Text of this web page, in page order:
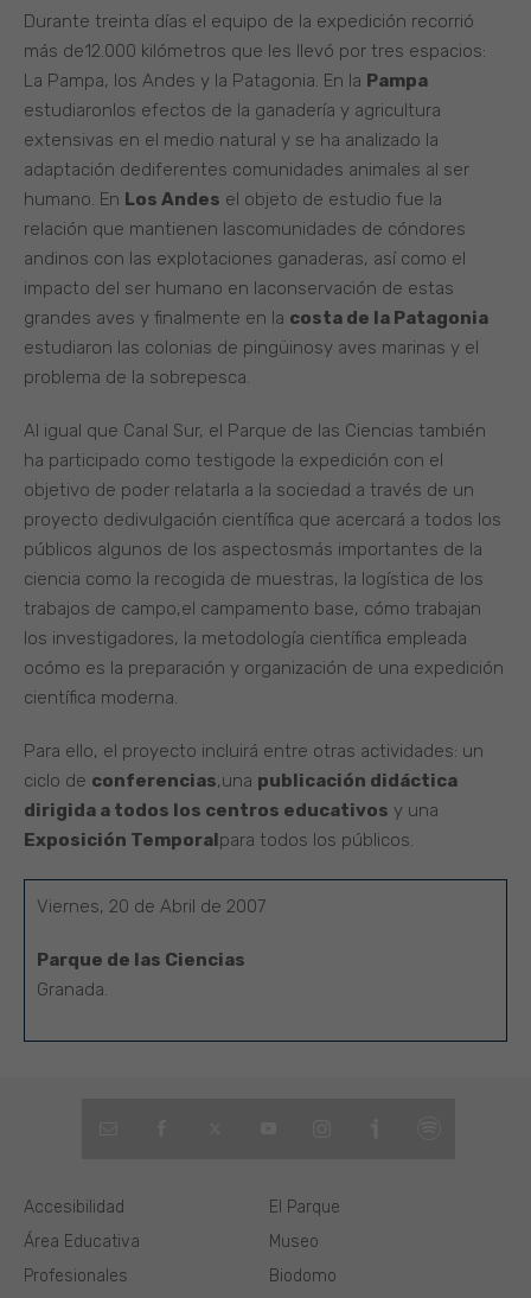
Durante treinta días el equipo de la expedición recorrió
más de12.000 kilómetros que les llevó por tres espacios:
La Pampa, los Andes y la Patagonia. En la Pampa
estudiaronlos efectos de la ganadería y agricultura
extensivas en el medio natural y se ha analizado la
adaptación dediferentes comunidades animales al ser
humano. En Los Andes el objeto de estudio fue la
relación que mantienen lascomunidades de cóndores
andinos con las explotaciones ganaderas, así como el
impacto del ser humano en laconservación de estas
grandes aves y finalmente en la costa de la Patagonia
estudiaron las colonias de pingüinosy aves marinas y el
problema de la sobrepesca.
Al igual que Canal Sur, el Parque de las Ciencias también
ha participado como testigode la expedición con el
objetivo de poder relatarla a la sociedad a través de un
proyecto dedivulgación científica que acercará a todos los
públicos algunos de los aspectosmás importantes de la
ciencia como la recogida de muestras, la logística de los
trabajos de campo,el campamento base, cómo trabajan
los investigadores, la metodología científica empleada
ocómo es la preparación y organización de una expedición
científica moderna.
Para ello, el proyecto incluirá entre otras actividades: un
ciclo de conferencias,una publicación didáctica
dirigida a todos los centros educativos y una
Exposición Temporalpara todos los públicos.
Viernes, 20 de Abril de 2007
Parque de las Ciencias
Granada.
El Parque
Museo
Biodomo
Área Educativa
Profesionales
Accesibilidad